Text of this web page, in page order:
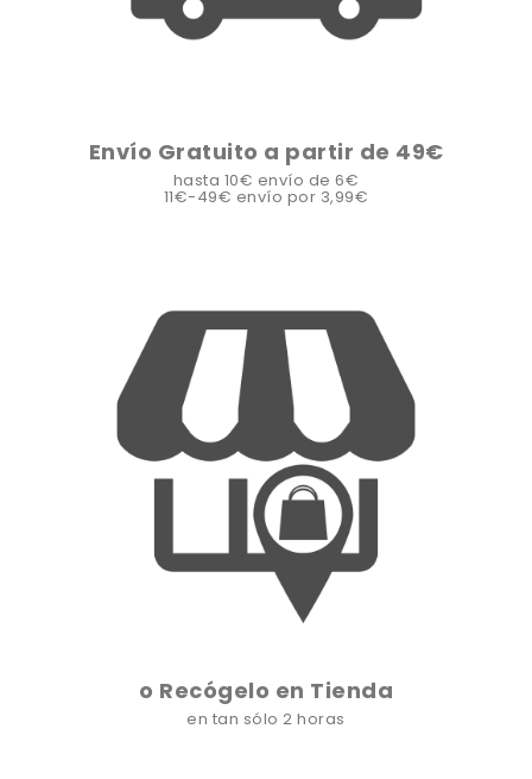
Envío Gratuito a partir de 49€
hasta 10€ envío de 6€
11€-49€ envío por 3,99€
o Recógelo en Tienda
en tan sólo 2 horas